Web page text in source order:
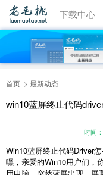
视频教程 下载中心
首页 最新动态
win10蓝屏终止代码
时间
Win10蓝屏终止代码Driver
嘿，亲爱的Win10用户们，